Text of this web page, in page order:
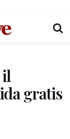
gratis